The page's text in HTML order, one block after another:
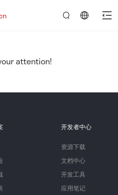
attention!
开发者中心
资源下载
文档中心
开发工具
应用笔记